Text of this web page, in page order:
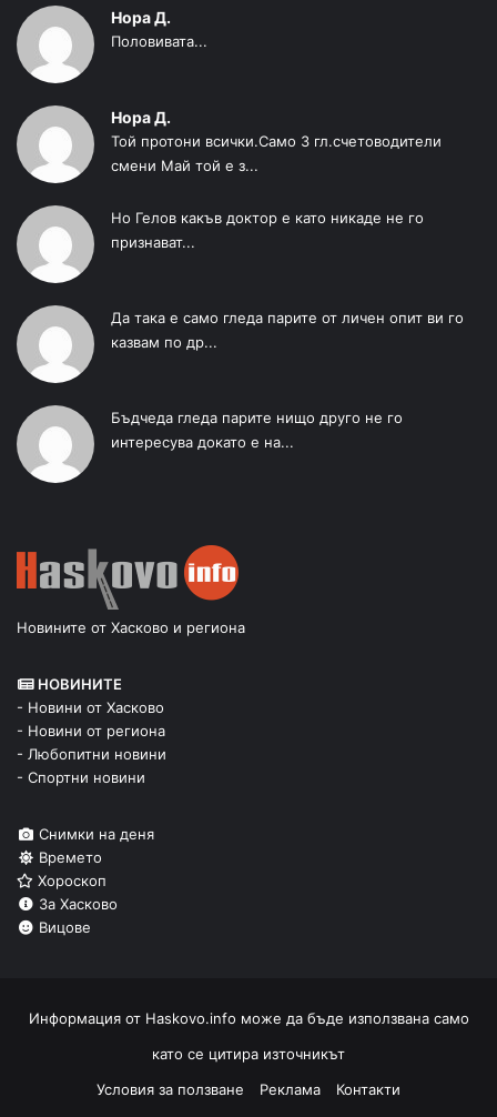
Нора Д.
Половивата...
Нора Д.
Той протони всички.Само 3 гл.счетоводители
смени Май той е з...
Но Гелов какъв доктор е като никаде не го
признават...
Да така е само гледа парите от личен опит ви го
казвам по др...
Бъдчеда гледа парите нищо друго не го
интересува докато е на...
Новините от Хасково и региона
НОВИНИТЕ
- Новини от Хасково
- Новини от региона
- Любопитни новини
- Спортни новини
Снимки на деня
Времето
Хороскоп
За Хасково
Вицове
Информация от Haskovo.info може да бъде използвана само
като се цитира източникът
Условия за ползване
Реклама Контакти